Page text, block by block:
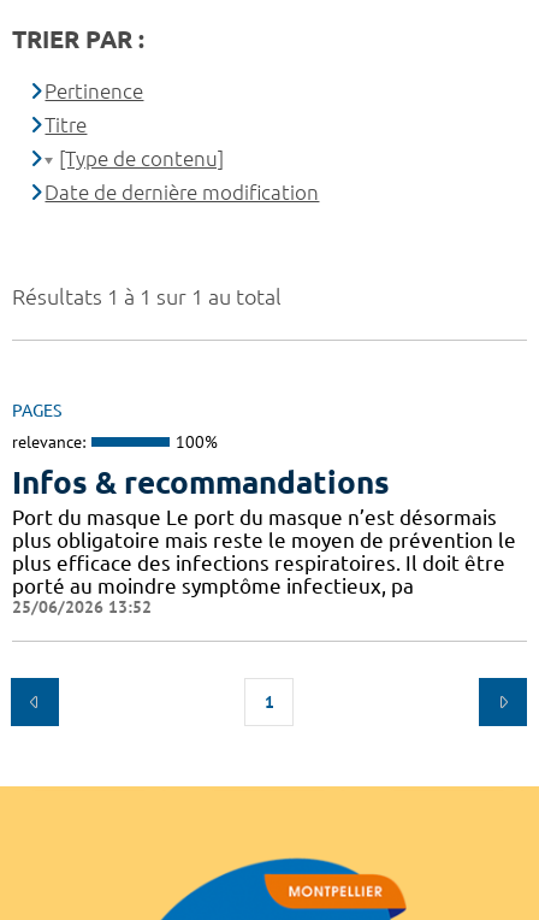
Résultats 1 à 1 sur 1 au total
PAGES
relevance: 100%
Infos & recommandations
Port du masque Le port du masque n’est désormais
plus obligatoire mais reste le moyen de prévention le
plus efficace des infections respiratoires. Il doit être
porté au moindre symptôme infectieux, pa
25/06/2026 13:52
1
TRIER PAR :
Pertinence
Titre
[Type de contenu]
Date de dernière modification